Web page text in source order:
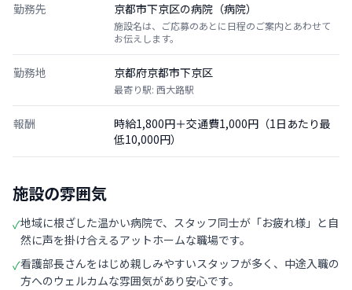
勤務先 京都市下京区の病院（病院）
施設名は、ご応募のあとに日程のご案内とあわせて
お伝えします。
勤務地 京都府京都市下京区
最寄り駅: 西大路駅
報酬
時給1,800円＋交通費1,000円（1日あたり最
低10,000円）
施設の雰囲気
✓地域に根ざした温かい病院で、スタッフ同士が「お疲れ様」と自
然に声を掛け合えるアットホームな職場です。
✓看護部長さんをはじめ親しみやすいスタッフが多く、中途入職の
方へのウェルカムな雰囲気があり安心です。